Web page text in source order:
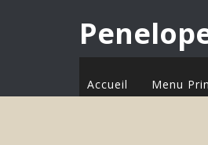
Accueil Menu